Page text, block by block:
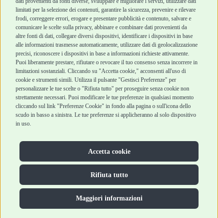
limitati per la selezione dei contenuti, garantire la sicurezza, prevenire e rilevare
frodi, correggere errori, erogare e presentare pubblicità e contenuto, salvare e
comunicare le scelte sulla privacy, abbinare e combinare dati provenienti da
altre fonti di dati, collegare diversi dispositivi, identificare i dispositivi in base
alle informazioni trasmesse automaticamente, utilizzare dati di geolocalizzazione
precisi, riconoscere i dispositivi in base a informazioni richieste attivamente.
Puoi liberamente prestare, rifiutare o revocare il tuo consenso senza incorrere in
limitazioni sostanziali. Cliccando su "Accetta cookie," acconsenti all'uso di
cookie e strumenti simili. Utilizza il pulsante "Gestisci Preferenze" per
personalizzare le tue scelte o "Rifiuta tutto" per proseguire senza cookie non
strettamente necessari. Puoi modificare le tue preferenze in qualsiasi momento
cliccando sul link "Preferenze Cookie" in fondo alla pagina o sull'icona dello
scudo in basso a sinistra. Le tue preferenze si applicheranno al solo dispositivo
in uso.
Accetta cookie
Rifiuta tutto
Maggiori informazioni
Blog
Assistenza Robinson
Pet Shop
Offerte
Promozioni
Recensioni Feedaty
Metodi di
pagamento
Recesso e Reso
Spedizioni
Robinson Pet Shop S.r.l.
Via V. Giovanni Schiaparelli, 21 – 47122 Forlì (FC)
P.iva 04095130409 | REA: FO 329541
info@robinsonpetshop.it | Tel. 0543 096850
Copyright © 2025 Robinsonpetshop.it s.r.l. – Tutti i diritti
Privacy Policy|Cookie Policy
Contatta la nostra Veterinaria